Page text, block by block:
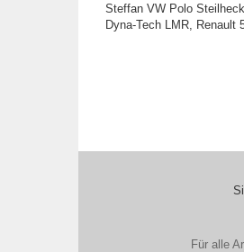
Steffan VW Polo
Dyna-Tech LMR, Renault
Für alle